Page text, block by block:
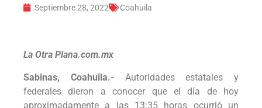
Septiembre 28, 2022 Coahuila
La Otra Plana.com.mx
Sabinas, Coahuila.-Autoridades estatales y
federales dieron a conocer que el día de hoy
aproximadamente a las 13:35 horas ocurrió un